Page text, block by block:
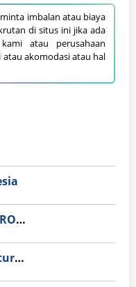
imbalan atau biaya
di situs ini jika ada
atau perusahaan
akomodasi atau hal
PT Techno Indonesia (TSSI GROUP)
PT Yamaha Motor Manufacturing